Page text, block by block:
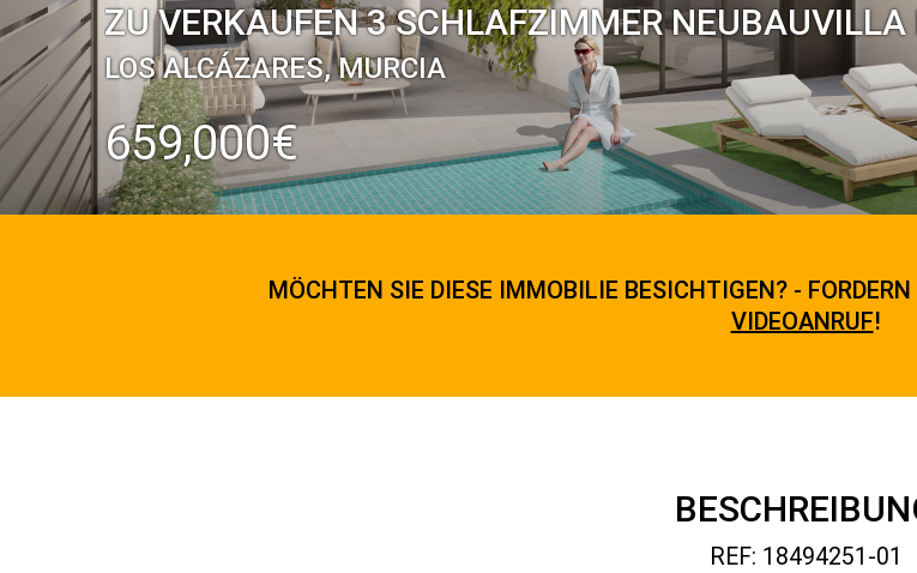
ZU VERKAUFEN 3 SCHLAFZIMMER NEUBAUVILLA
LOS ALCÁZARES, MURCIA
659,000€
MÖCHTEN SIE DIESE IMMOBILIE BESICHTIGEN? - FORDERN
VIDEOANRUF!
REF: 18494251-01